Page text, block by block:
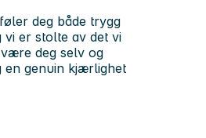
deg både trygg
er stolte av det vi
deg selv og
en genuin kjærlighet